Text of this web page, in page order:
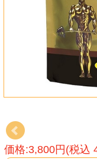
価格:3,800円(税込